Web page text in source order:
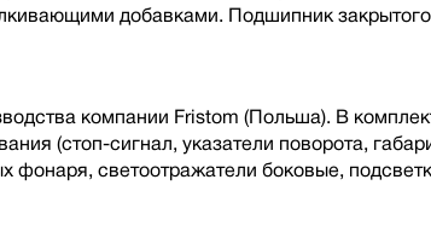
добавками. Подшипник
компании Fristom (Польша). В
(стоп-сигнал, указатели поворота,
фонаря, светоотражатели боковые,